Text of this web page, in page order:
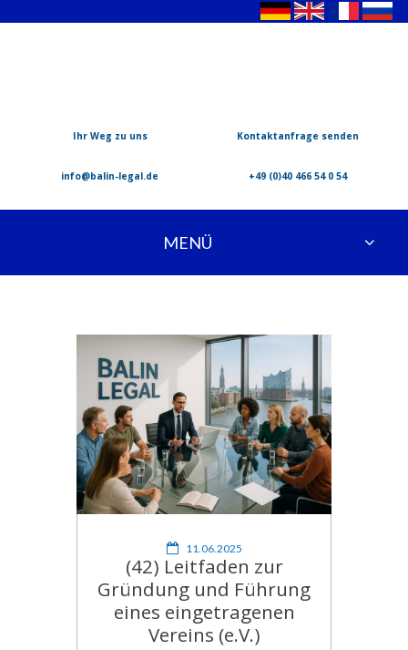
Ihr Weg zu uns Kontaktanfrage senden
info@balin-legal.de +49 (0)40 466 54 0 54
MENÜ
11.06.2025
(42) Leitfaden zur
Gründung und Führung
eines eingetragenen
Vereins (e.V.)